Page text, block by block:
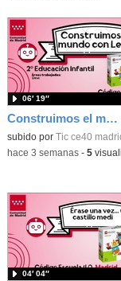
Construimos el mundo con Lego
subido por Tic ce40
06′ 19″
-hace 3 semanas- 5
04′ 04″